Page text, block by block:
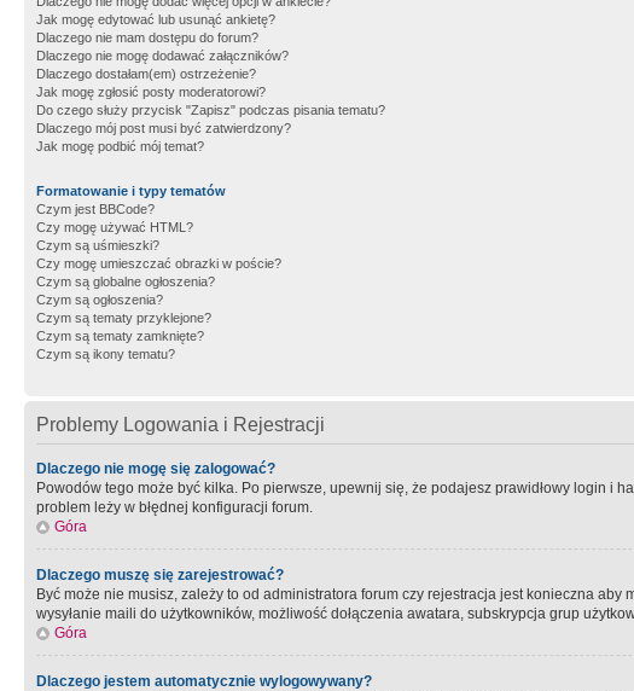
Jak mogę edytować lub usunąć ankietę?
Dlaczego nie mam dostępu do forum?
Dlaczego nie mogę dodawać załączników?
Dlaczego dostałam(em) ostrzeżenie?
Jak mogę zgłosić posty moderatorowi?
Do czego służy przycisk "Zapisz" podczas pisania tematu?
Dlaczego mój post musi być zatwierdzony?
Jak mogę podbić mój temat?
Formatowanie i typy tematów
Czym jest BBCode?
Czy mogę używać HTML?
Czym są uśmieszki?
Czy mogę umieszczać obrazki w poście?
Czym są globalne ogłoszenia?
Czym są ogłoszenia?
Czym są tematy przyklejone?
Czym są tematy zamknięte?
Czym są ikony tematu?
Problemy Logowania i Rejestracji
Dlaczego nie mogę się zalogować?
Powodów tego może być kilka. Po pierwsze, upewnij się, że podajesz prawidłowy login i
problem leży w błędnej konfiguracji forum.
Góra
Dlaczego muszę się zarejestrować?
Być może nie musisz, zależy to od administratora forum czy rejestracja jest konieczna
wysyłanie maili do użytkowników, możliwość dołączenia awatara, subskrypcja grup
Góra
Dlaczego jestem automatycznie wylogowywany?